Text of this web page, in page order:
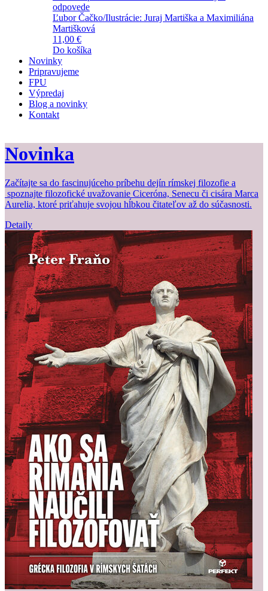
odpovede
Ľubor Čačko/Ilustrácie: Juraj Martiška a Maximiliána
Martišková
11,00 €
Do košíka
Novinky
Pripravujeme
FPU
Výpredaj
Blog a novinky
Kontakt
Novinka
Začítajte sa do fascinujúceho príbehu dejín rímskej filozofie a
spoznajte filozofické uvažovanie Ciceróna, Senecu či cisára Marca
Aurelia, ktoré priťahuje svojou hĺbkou čitateľov až do súčasnosti.
Detaily